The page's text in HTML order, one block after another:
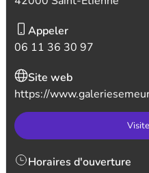
Appeler
06 11 36 30 97
Site web
https://
Horaires d'ouverture